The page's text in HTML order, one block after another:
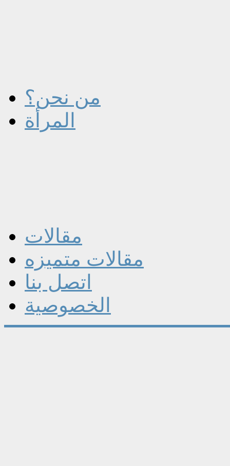
من نحن؟
المرأة
مقالات
مقالات متميزه
اتصل بنا
الخصوصية